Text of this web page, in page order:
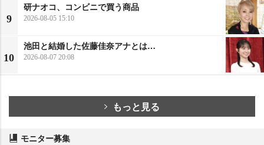
9
研ナオコ、コンビニで買う商品
2026-08-05 15:10
10
池田と結婚した佐藤佳奈アナとは…
2026-08-07 20:08
もっと見る
モニター募集